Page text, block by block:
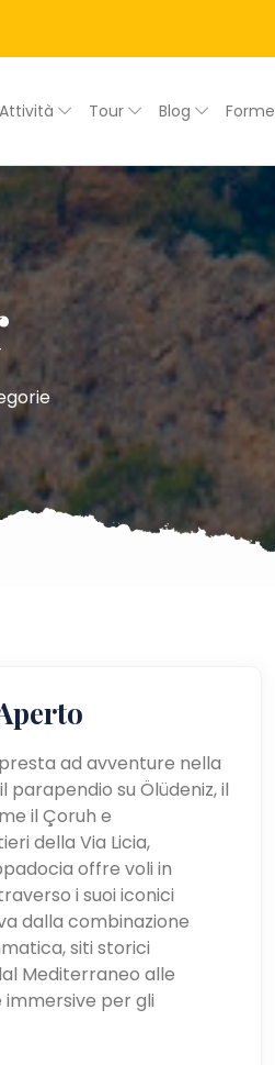
Attività Tour Blog Forme
ad avventure nella
su Ölüdeniz, il
il Çoruh e
della Via Licia,
offre voli in
i suoi iconici
dalla combinazione
siti storici
Mediterraneo alle
per gli